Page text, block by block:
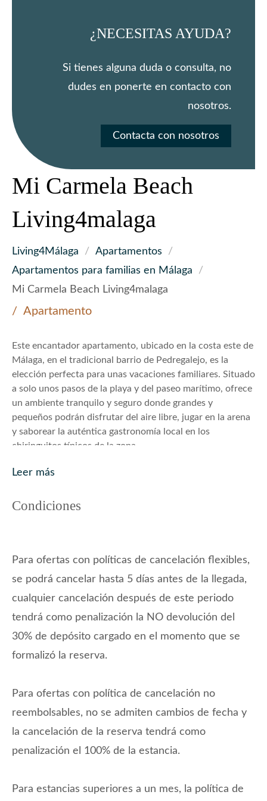
Mi Carmela Beach
Living4malaga
Living4Málaga / Apartamentos
/
Apartamentos para familias en Málaga
/
Mi Carmela Beach Living4malaga
Apartamento
Este encantador apartamento, ubicado en la costa este de
Málaga, en el tradicional barrio de Pedregalejo, es la
elección perfecta para unas vacaciones familiares. Situado
a solo unos pasos de la playa y del paseo marítimo, ofrece
un ambiente tranquilo y seguro donde grandes y
pequeños podrán disfrutar del aire libre, jugar en la arena
y saborear la auténtica gastronomía local en los
chiringuitos típicos de la zona.
Con 45 m² cuidadosamente distribuidos, el apartamento
matrimonio y otro con dos camas individuales, ideal para
totalmente equipada con electrodomésticos y menaje
El baño dispone de una cómoda ducha.
aire acondicionado y calefacción tanto en el salón como
en el dormitorio principal, además de conexión WIFI de
alta velocidad para mantenerse conectados durante toda
conserva su esencia andaluza, con pequeñas calas que son
perfectas para disfrutar del mar en familia. Además, se
encuentra a tan solo 15 minutos del centro histórico de
pie).
Leer más
Condiciones
Para ofertas con políticas de cancelación flexibles,
se podrá cancelar hasta 5 días antes de la llegada,
cualquier cancelación después de este periodo
tendrá como penalización la NO devolución del
30% de depósito cargado en el momento que se
formalizó la reserva.
Para ofertas con política de cancelación no
reembolsables, no se admiten cambios de fecha y
la cancelación de la reserva tendrá como
penalización el 100% de la estancia.
Para estancias superiores a un mes, la política de
¿NECESITAS AYUDA?
Si tienes alguna duda o consulta, no
dudes en ponerte en contacto con
nosotros.
Contacta con nosotros